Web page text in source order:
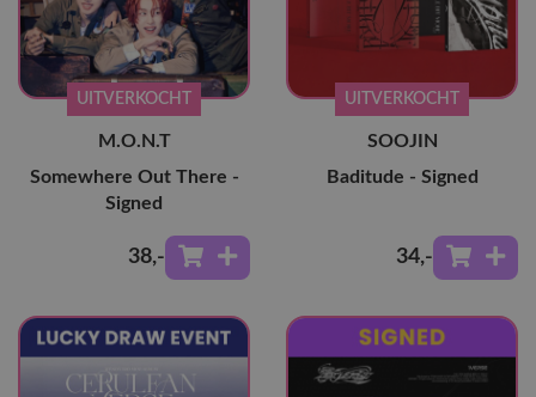
UITVERKOCHT
M.O.N.T
Somewhere Out There -
Signed
38,-
UITVERKOCHT
SOOJIN
Baditude - Signed
34,-